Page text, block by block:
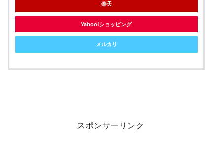
楽天
Yahoo!ショッピング
メルカリ
スポンサーリンク